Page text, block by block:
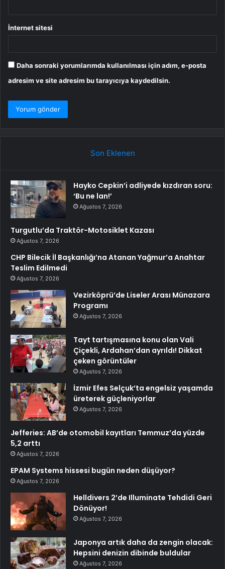
İnternet sitesi
Daha sonraki yorumlarımda kullanılması için adım, e-posta
adresim ve site adresim bu tarayıcıya kaydedilsin.
Son Eklenen
Hayko Cepkin’i adliyede kızdıran soru:
‘Bu ne lan!’
Ağustos 7, 2026
Turgutlu’da Traktör-Motosiklet Kazası
Ağustos 7, 2026
CHP Bilecik İl Başkanlığı’na Atanan Yağmur’a Anahtar
Teslim Edilmedi
Ağustos 7, 2026
Vezirköprü’de Liseler Arası Münazara
Programı
Ağustos 7, 2026
Tayt tartışmasına konu olan Vali
Çiçekli, Ardahan’dan ayrıldı! Dikkat
çeken görüntüler
Ağustos 7, 2026
İzmir Efes Selçuk’ta engelsiz yaşamda
üreterek güçleniyorlar
Ağustos 7, 2026
Jefferies: AB’de otomobil kayıtları Temmuz’da yüzde
5,2 arttı
Ağustos 7, 2026
EPAM Systems hissesi bugün neden düşüyor?
Ağustos 7, 2026
Helldivers 2’de Illuminate Tehdidi Geri
Dönüyor!
Ağustos 7, 2026
Japonya artık daha da zengin olacak:
Hepsini denizin dibinde buldular
Ağustos 7, 2026